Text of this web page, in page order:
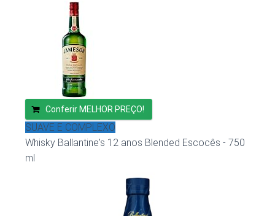
Conferir MELHOR PREÇO!
SUAVE E COMPLEXO
Whisky Ballantine's 12 anos Blended Escocês - 750
ml